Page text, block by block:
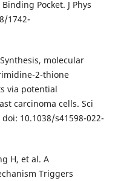
Pocket. J Phys
1742-
molecular
2-thione
via potential
carcinoma cells. Sci
10.1038/s41598-022-
H, et al. A
Triggers